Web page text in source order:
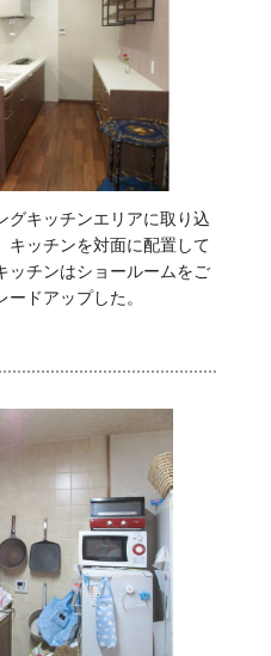
グキッチンエリアに取り込
キッチンを対面に配置して
ッチンはショールームをご
ドアップした。